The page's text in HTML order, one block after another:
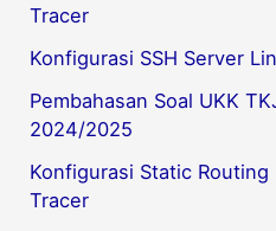
Tracer
Konfigurasi SSH Server
Pembahasan Soal UKK
2024/2025
Konfigurasi Static
Tracer